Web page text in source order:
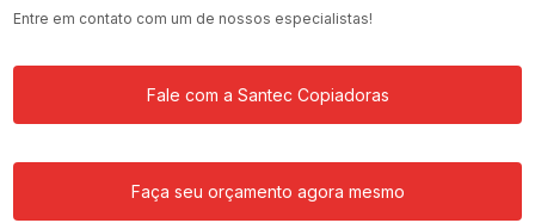
Entre em contato com um de nossos especialistas!
Fale com a Santec Copiadoras
Faça seu orçamento agora mesmo